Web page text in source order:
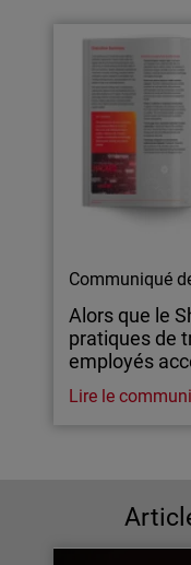
Communiqué
Alors que le
pratiques de
employés
Lire le